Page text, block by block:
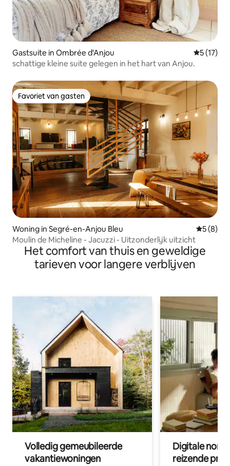
Gastsuite in Ombrée d'Anjou
5 (17)
schattige kleine suite gelegen in het hart van Anjou.
Favoriet van gasten
Favoriet van gasten
Woning in Segré-en-Anjou Bleu
5 (8)
Moulin de Micheline - Jacuzzi - Uitzonderlijk uitzicht
Het comfort van thuis en geweldige
tarieven voor langere verblijven
Volledig gemeubileerde
vakantiewoningen
Digitale
reizende